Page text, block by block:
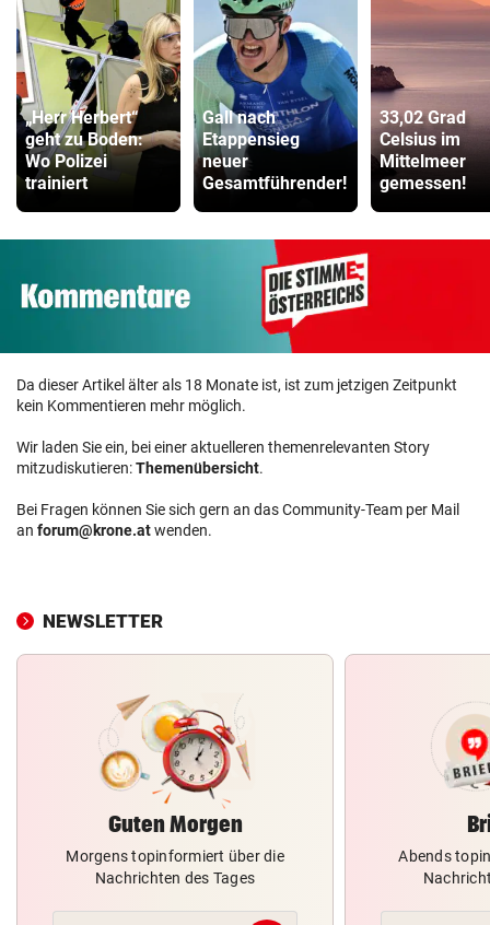
„Herr Herbert“
geht zu Boden:
Wo Polizei
trainiert
Gall nach
Etappensieg
neuer
Gesamtführender!
33,02 Grad
Celsius im
Mittelmeer
gemessen!
Da dieser Artikel älter als 18 Monate ist, ist zum jetzigen Zeitpunkt
kein Kommentieren mehr möglich.
Wir laden Sie ein, bei einer aktuelleren themenrelevanten Story
mitzudiskutieren:Themenübersicht.
Bei Fragen können Sie sich gern an das Community-Team per Mail
an forum@krone.atwenden.
NEWSLETTER
Guten Morgen
Morgens topinformiert über die
Nachrichten des Tages
Abends